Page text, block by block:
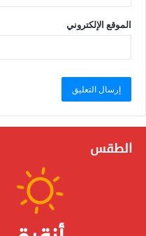
الموقع الإلكتروني
الطقس